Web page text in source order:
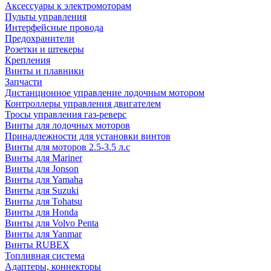
Аксессуары к электромоторам
Пульты управления
Интерфейсные провода
Предохранители
Розетки и штекеры
Крепления
Винты и плавники
Запчасти
Дистанционное управление лодочным мотором
Контроллеры управления двигателем
Тросы управления газ-реверс
Винты для лодочных моторов
Принадлежности для установки винтов
Винты для моторов 2.5-3.5 л.с
Винты для Mariner
Винты для Jonson
Винты для Yamaha
Винты для Suzuki
Винты для Tohatsu
Винты для Honda
Винты для Volvo Penta
Винты для Yanmar
Винты RUBEX
Топливная система
Адаптеры, коннекторы